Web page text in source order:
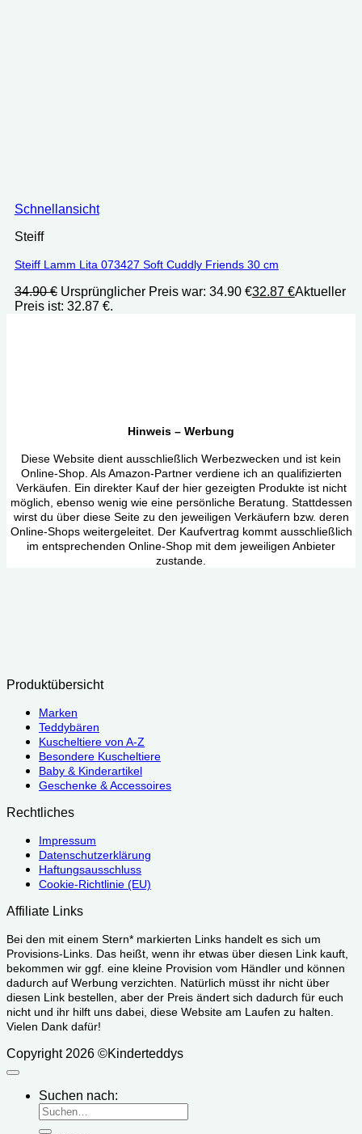
Schnellansicht
Steiff
Steiff Lamm Lita 073427 Soft Cuddly Friends 30 cm
34.90€ Ursprünglicher Preis war: 34.90 €32.87 €Aktueller
Preis ist: 32.87 €.
Hinweis – Werbung
Diese Website dient ausschließlich Werbezwecken und ist kein
Online-Shop. Als Amazon-Partner verdiene ich an qualifizierten
Verkäufen. Ein direkter Kauf der hier gezeigten Produkte ist nicht
möglich, ebenso wenig wie eine persönliche Beratung. Stattdessen
wirst du über diese Seite zu den jeweiligen Verkäufern bzw. deren
Online-Shops weitergeleitet. Der Kaufvertrag kommt ausschließlich
im entsprechenden Online-Shop mit dem jeweiligen Anbieter
zustande.
Produktübersicht
Marken
Teddybären
Kuscheltiere von A-Z
Besondere Kuscheltiere
Baby & Kinderartikel
Geschenke & Accessoires
Rechtliches
Impressum
Datenschutzerklärung
Haftungsausschluss
Cookie-Richtlinie (EU)
Affiliate Links
Bei den mit einem Stern* markierten Links handelt es sich um
Provisions-Links. Das heißt, wenn ihr etwas über diesen Link kauft,
bekommen wir ggf. eine kleine Provision vom Händler und können
dadurch auf Werbung verzichten. Natürlich müsst ihr nicht über
diesen Link bestellen, aber der Preis ändert sich dadurch für euch
nicht und ihr hilft uns dabei, diese Website am Laufen zu halten.
Vielen Dank dafür!
Copyright 2026 ©Kinderteddys
Suchen nach: